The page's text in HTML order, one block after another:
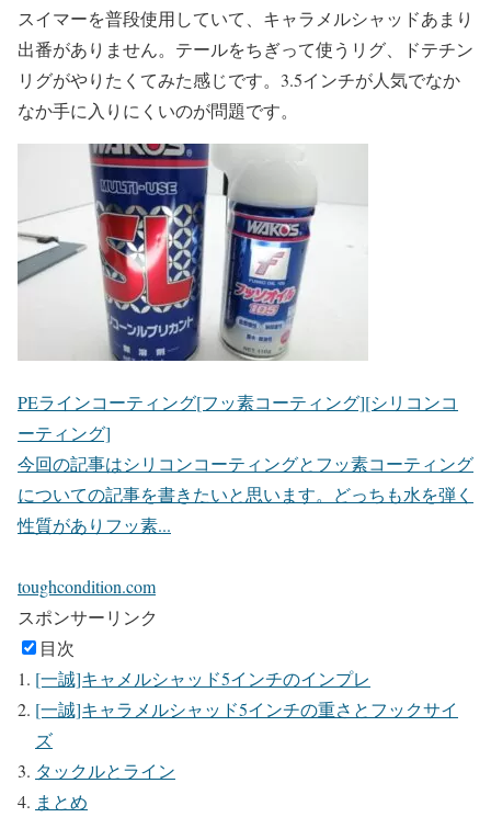
スイマーを普段使用していて、キャラメルシャッドあまり
出番がありません。テールをちぎって使うリグ、ドテチン
リグがやりたくてみた感じです。3.5インチが人気でなか
なか手に入りにくいのが問題です。
PEラインコーティング[フッ素コーティング][シリコンコ
ーティング]
今回の記事はシリコンコーティングとフッ素コーティング
についての記事を書きたいと思います。どっちも水を弾く
性質がありフッ素...
toughcondition.com
スポンサーリンク
目次
[一誠]キャメルシャッド5インチのインプレ
[一誠]キャラメルシャッド5インチの重さとフックサイ
ズ
タックルとライン
まとめ